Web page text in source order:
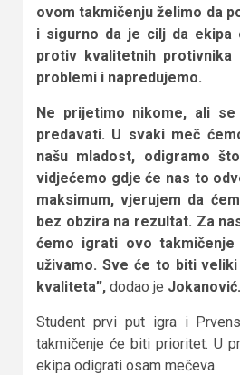
ovom takmičenju želimo da
i sigurno da je cilj da
protiv kvalitetnih
problemi i napredujemo.
Ne prijetimo nikome, ali
predavati. U svaki meč
našu mladost, odigramo
vidjećemo gdje će nas to
maksimum, vjerujem da
bez obzira na rezultat. Za
ćemo igrati ovo
uživamo. Sve će to biti
kvaliteta”, dodao je Jokanović.
Student prvi put igra i
takmičenje će biti prioritet. U
ekipa odigrati osam mečeva.